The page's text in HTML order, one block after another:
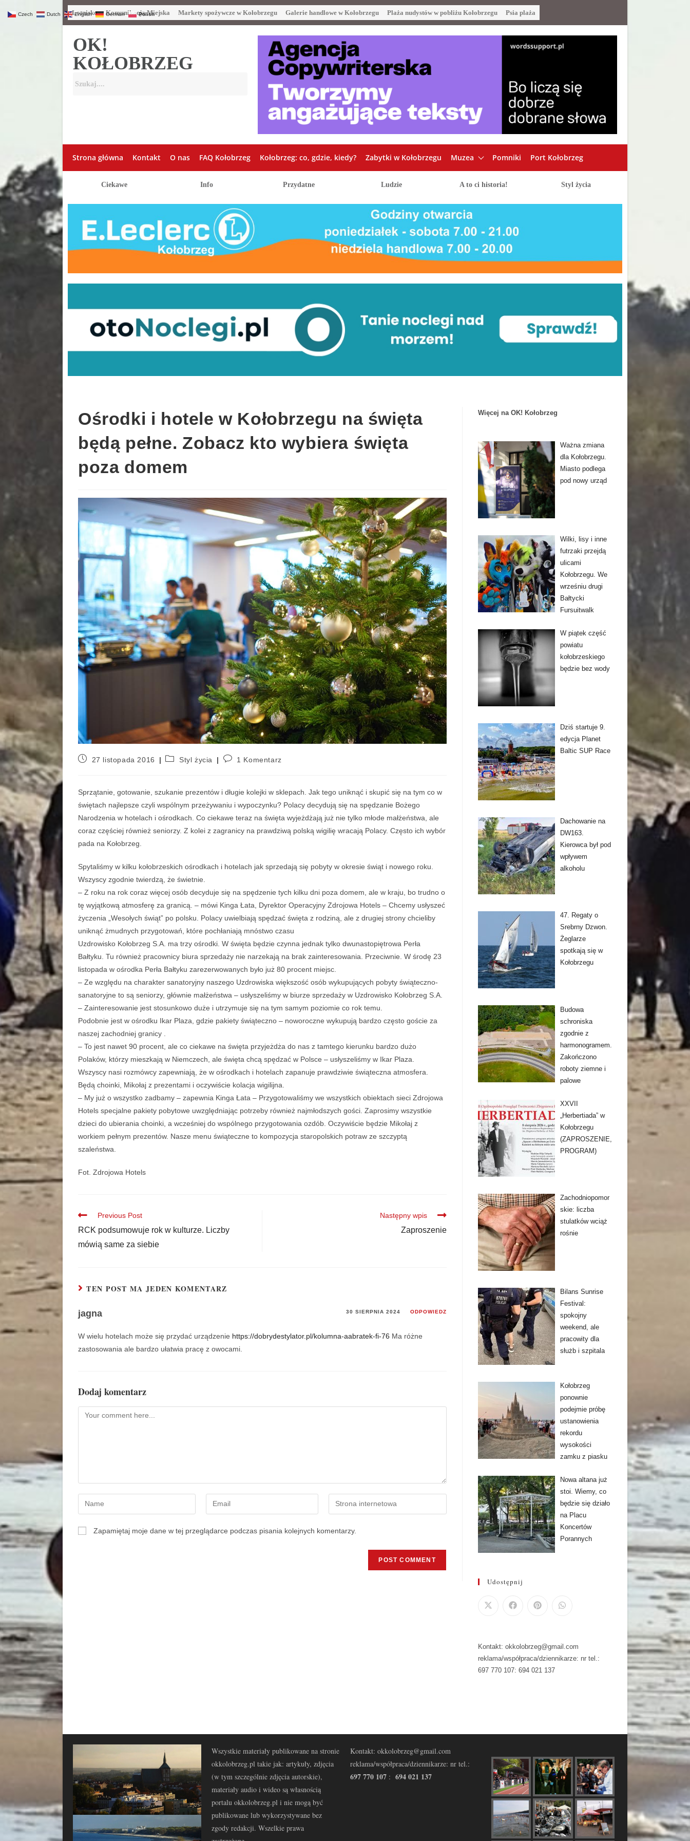
Lotnisko Komunikacja Miejska Markety spożywcze w Kołobrzegu Galerie handlowe w Kołobrzegu Plaża nudystów w pobliżu Kołobrzegu Psia plaża
OK!
KOŁOBRZEG
Strona główna Kontakt O nas FAQ Kołobrzeg Kołobrzeg: co, gdzie, kiedy? Zabytki w Kołobrzegu Muzea Pomniki Port Kołobrzeg
Ciekawe Info Przydatne Ludzie A to ci historia! Styl życia
Ośrodki i hotele w Kołobrzegu na święta
będą pełne. Zobacz kto wybiera święta
poza domem
27 listopada 2016 Styl życia 1 Komentarz
Sprzątanie, gotowanie, szukanie prezentów i długie kolejki w sklepach. Jak tego uniknąć i skupić się na tym co w
świętach najlepsze czyli wspólnym przeżywaniu i wypoczynku? Polacy decydują się na spędzanie Bożego
Narodzenia w hotelach i ośrodkach. Co ciekawe teraz na święta wyjeżdżają już nie tylko młode małżeństwa, ale
coraz częściej również seniorzy. Z kolei z zagranicy na prawdziwą polską wigilię wracają Polacy. Często ich wybór
pada na Kołobrzeg.
Spytaliśmy w kilku kołobrzeskich ośrodkach i hotelach jak sprzedają się pobyty w okresie świąt i nowego roku.
Wszyscy zgodnie twierdzą, że świetnie.
– Z roku na rok coraz więcej osób decyduje się na spędzenie tych kilku dni poza domem, ale w kraju, bo trudno o
tę wyjątkową atmosferę za granicą. – mówi Kinga Łata, Dyrektor Operacyjny Zdrojowa Hotels – Chcemy usłyszeć
życzenia „Wesołych świąt” po polsku. Polacy uwielbiają spędzać święta z rodziną, ale z drugiej strony chcieliby
uniknąć żmudnych przygotowań, które pochłaniają mnóstwo czasu
Uzdrowisko Kołobrzeg S.A. ma trzy ośrodki. W święta będzie czynna jednak tylko dwunastopiętrowa Perła
Bałtyku. Tu również pracownicy biura sprzedaży nie narzekają na brak zainteresowania. Przeciwnie. W środę 23
listopada w ośrodka Perła Bałtyku zarezerwowanych było już 80 procent miejsc.
– Ze względu na charakter sanatoryjny naszego Uzdrowiska większość osób wykupujących pobyty świąteczno-
sanatoryjne to są seniorzy, głównie małżeństwa – usłyszeliśmy w biurze sprzedaży w Uzdrowisko Kołobrzeg S.A.
– Zainteresowanie jest stosunkowo duże i utrzymuje się na tym samym poziomie co rok temu.
Podobnie jest w ośrodku Ikar Plaza, gdzie pakiety świąteczno – noworoczne wykupują bardzo często goście za
naszej zachodniej granicy .
– To jest nawet 90 procent, ale co ciekawe na święta przyjeżdża do nas z tamtego kierunku bardzo dużo
Polaków, którzy mieszkają w Niemczech, ale święta chcą spędzać w Polsce – usłyszeliśmy w Ikar Plaza.
Wszyscy nasi rozmówcy zapewniają, że w ośrodkach i hotelach zapanuje prawdziwie świąteczna atmosfera.
Będą choinki, Mikołaj z prezentami i oczywiście kolacja wigilijna.
– My już o wszystko zadbamy – zapewnia Kinga Łata – Przygotowaliśmy we wszystkich obiektach sieci Zdrojowa
Hotels specjalne pakiety pobytowe uwzględniając potrzeby również najmłodszych gości. Zaprosimy wszystkie
dzieci do ubierania choinki, a wcześniej do wspólnego przygotowania ozdób. Oczywiście będzie Mikołaj z
workiem pełnym prezentów. Nasze menu świąteczne to kompozycja staropolskich potraw ze szczyptą
szaleństwa.
Fot. Zdrojowa Hotels
Previous Post
RCK podsumowuje rok w kulturze. Liczby
mówią same za siebie
Następny wpis
Zaproszenie
TEN POST MA JEDEN KOMENTARZ
jagna 30 SIERPNIA 2024 ODPOWIEDZ
W wielu hotelach może się przydać urządzenie https://dobrydestylator.pl/kolumna-aabratek-fi-76 Ma różne
zastosowania ale bardzo ułatwia pracę z owocami.
Dodaj komentarz
Zapamiętaj moje dane w tej przeglądarce podczas pisania kolejnych komentarzy.
Więcej na OK! Kołobrzeg
Ważna zmiana
dla Kołobrzegu.
Miasto podlega
pod nowy urząd
Wilki, lisy i inne
futrzaki przejdą
ulicami
Kołobrzegu. We
wrześniu drugi
Bałtycki
Fursuitwalk
W piątek część
powiatu
kołobrzeskiego
będzie bez wody
Dziś startuje 9.
edycja Planet
Baltic SUP Race
Dachowanie na
DW163.
Kierowca był pod
wpływem
alkoholu
47. Regaty o
Srebrny Dzwon.
Żeglarze
spotkają się w
Kołobrzegu
Budowa
schroniska
zgodnie z
harmonogramem.
Zakończono
roboty ziemne i
palowe
XXVII
„Herbertiada” w
Kołobrzegu
(ZAPROSZENIE,
PROGRAM)
Zachodniopomor
skie: liczba
stulatków wciąż
rośnie
Bilans Sunrise
Festival:
spokojny
weekend, ale
pracowity dla
służb i szpitala
Kołobrzeg
ponownie
podejmie próbę
ustanowienia
rekordu
wysokości
zamku z piasku
Nowa altana już
stoi. Wiemy, co
będzie się działo
na Placu
Koncertów
Porannych
Udostępnij
Kontakt: okkolobrzeg@gmail.com
reklama/współpraca/dziennikarze: nr tel.:
697 770 107: 694 021 137
Wszystkie materiały publikowane na stronie
okkolobrzeg.pl takie jak: artykuły, zdjęcia
(w tym szczególnie zdjęcia autorskie),
materiały audio i wideo są własnością
portalu okkolobrzeg.pl i nie mogą być
publikowane lub wykorzystywane bez
zgody redakcji. Wszelkie prawa
Kontakt: okkolobrzeg@gmail.com
reklama/współpraca/dziennikarze: nr tel.:
697 770 107 : 694 021 137
Czech Dutch English German Polish